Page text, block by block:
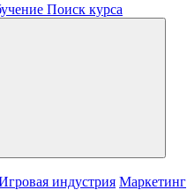
Поиск курса
индустрия Маркетинг